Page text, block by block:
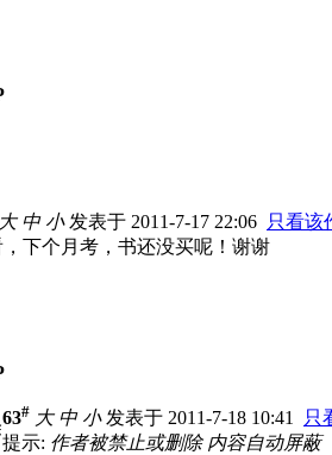
大 中 小发表于 2011-7-17 22:06 只看该
下个月考，书还没买呢！谢谢
63# 大 中 小发表于 2011-7-18 10:41
只
提示: 作者被禁止或删除 内容自动屏蔽